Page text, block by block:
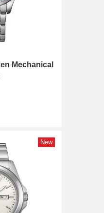
Mechanical
New